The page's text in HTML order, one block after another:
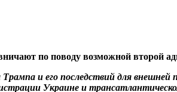
по поводу возможной второй
и его последствий для
Украине и